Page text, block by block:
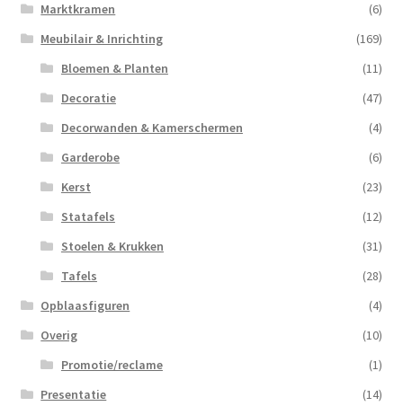
Marktkramen
(6)
Meubilair & Inrichting
(169)
Bloemen & Planten
(11)
Decoratie
(47)
Decorwanden & Kamerschermen
(4)
Garderobe
(6)
Kerst
(23)
Statafels
(12)
Stoelen & Krukken
(31)
Tafels
(28)
Opblaasfiguren
(4)
Overig
(10)
Promotie/reclame
(1)
Presentatie
(14)